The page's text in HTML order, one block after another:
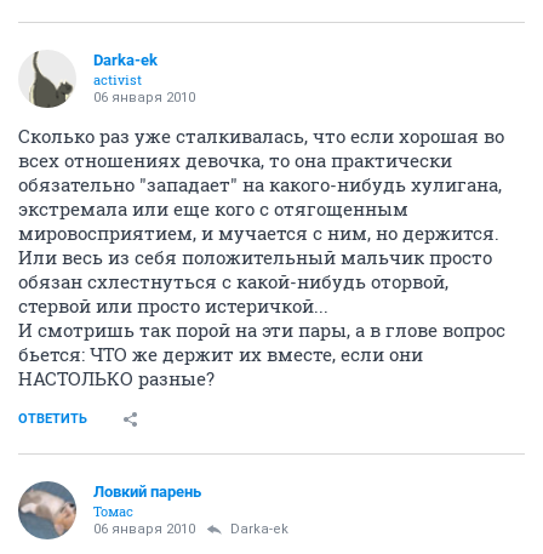
Darka-ek
activist
06 января 2010
Сколько раз уже сталкивалась, что если хорошая во
всех отношениях девочка, то она практически
обязательно "западает" на какого-нибудь хулигана,
экстремала или еще кого с отягощенным
мировосприятием, и мучается с ним, но держится.
Или весь из себя положительный мальчик просто
обязан схлестнуться с какой-нибудь оторвой,
стервой или просто истеричкой...
И смотришь так порой на эти пары, а в глове вопрос
бьется: ЧТО же держит их вместе, если они
НАСТОЛЬКО разные?
ОТВЕТИТЬ
Ловкий парень
Томас
06 января 2010 Darka-ek